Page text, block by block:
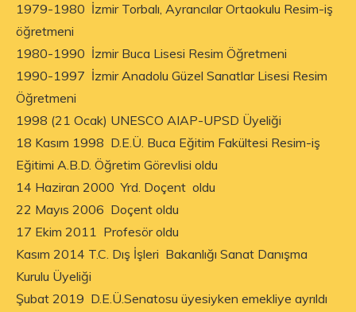
1979-1980 İzmir Torbalı, Ayrancılar Ortaokulu Resim-iş
öğretmeni
1980-1990 İzmir Buca Lisesi Resim Öğretmeni
1990-1997 İzmir Anadolu Güzel Sanatlar Lisesi Resim
Öğretmeni
1998 (21 Ocak) UNESCO AIAP-UPSD Üyeliği
18 Kasım 1998 D.E.Ü. Buca Eğitim Fakültesi Resim-iş
Eğitimi A.B.D. Öğretim Görevlisi oldu
14 Haziran 2000 Yrd. Doçent oldu
22 Mayıs 2006 Doçent oldu
17 Ekim 2011 Profesör oldu
Kasım 2014 T.C. Dış İşleri Bakanlığı Sanat Danışma
Kurulu Üyeliği
Şubat 2019 D.E.Ü.Senatosu üyesiyken emekliye ayrıldı